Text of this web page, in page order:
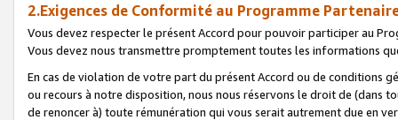
2.Exigences de Conformité au Programme
Vous devez respecter le présent Accord pour pouvoir participer au
Vous devez nous transmettre promptement toutes les informations
En cas de violation de votre part du présent Accord ou de conditions
ou recours à notre disposition, nous nous réservons le droit de (dans
de renoncer à) toute rémunération qui vous serait autrement due en